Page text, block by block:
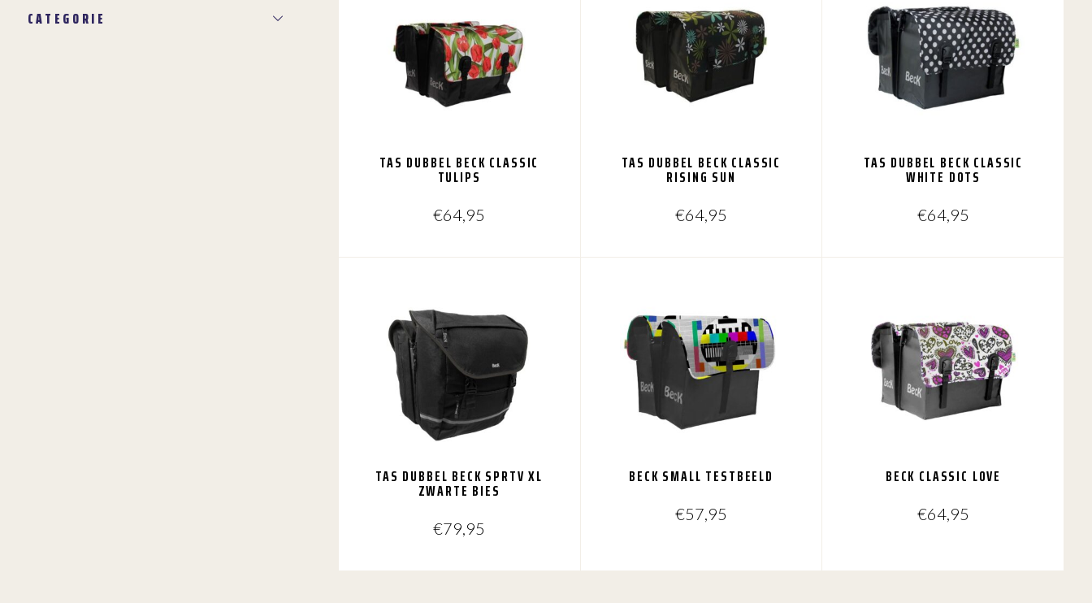
TAS DUBBEL BECK CLASSIC
TULIPS
€64,95
TAS DUBBEL BECK CLASSIC
RISING SUN
€64,95
TAS DUBBEL BECK CLASSIC
WHITE DOTS
€64,95
TAS DUBBEL BECK SPRTV XL
ZWARTE BIES
€79,95
BECK SMALL TESTBEELD
€57,95
BECK CLASSIC LOVE
€64,95
CATEGORIE